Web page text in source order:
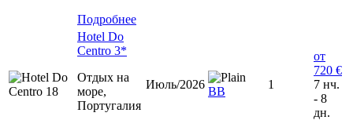
Подробнее
Hotel Do
Centro 3*
Отдых на
море,
Португалия
Июль/2026
ВВ
1
от
720 €
7 нч.
- 8
дн.